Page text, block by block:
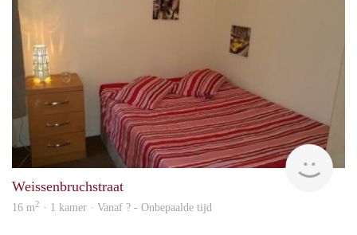
Weissenbruchstraat
16 m2 · 1 kamer · Vanaf ? - Onbepaalde tijd